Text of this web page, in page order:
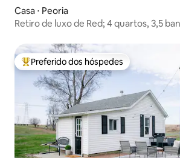
Casa ⋅ Peoria
Retiro de luxo de Red; 4 quartos, 3,5
Entre os melhores preferidos dos
Preferido dos hóspedes